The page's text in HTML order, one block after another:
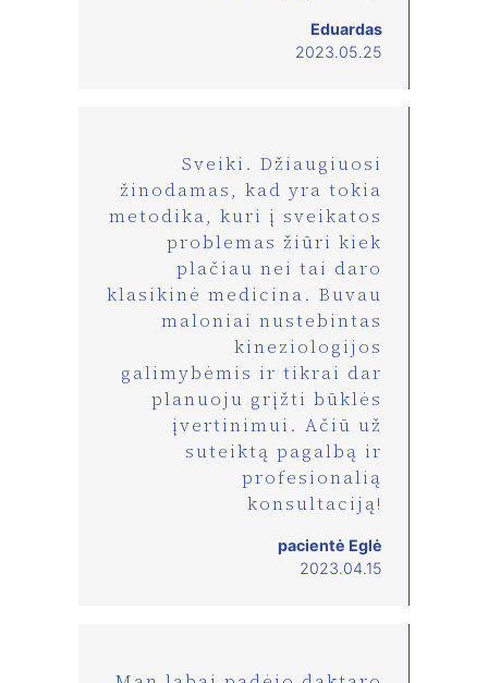
Eduardas
2023.05.25
Sveiki. Džiaugiuosi
žinodamas, kad yra tokia
metodika, kuri į sveikatos
problemas žiūri kiek
plačiau nei tai daro
klasikinė medicina. Buvau
maloniai nustebintas
kineziologijos
galimybėmis ir tikrai dar
planuoju grįžti būklės
įvertinimui. Ačiū už
suteiktą pagalbą ir
profesionalią
konsultaciją!
pacientė Eglė
2023.04.15